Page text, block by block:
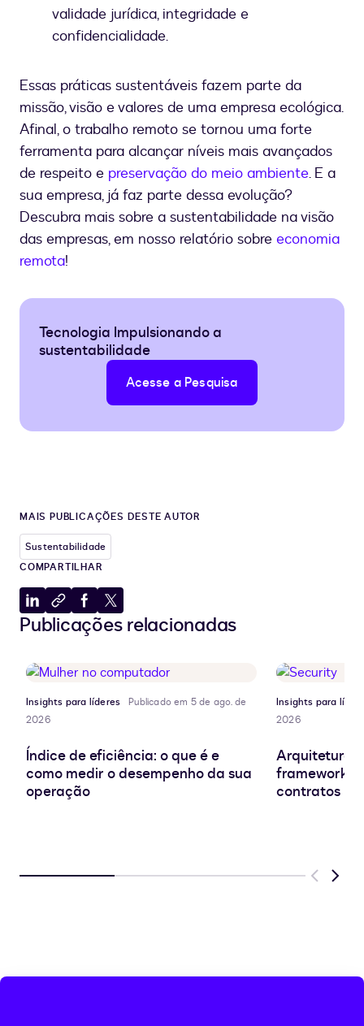
validade jurídica, integridade e
confidencialidade.
Essas práticas sustentáveis fazem parte da
missão, visão e valores de uma empresa ecológica.
Afinal, o trabalho remoto se tornou uma forte
ferramenta para alcançar níveis mais avançados
de respeito e preservação do meio ambiente. E a
sua empresa, já faz parte dessa evolução?
Descubra mais sobre a sustentabilidade na visão
das empresas, em nosso relatório sobre economia
remota!
Tecnologia Impulsionando a
sustentabilidade
Acesse a Pesquisa
MAIS PUBLICAÇÕES DESTE AUTOR
Sustentabilidade
COMPARTILHAR
Compartilhar
no
Copiar
para
de
transferência
Compartilhar
no
Compartilhar
no
Publicações relacionadas
Insights para líderes
Publicado em 5 de ago. de
2026
Índice de eficiência: o que é e
como medir o desempenho da sua
operação
Insights para
2026
Arquitetura
frameworks
contratos
Previous
Next